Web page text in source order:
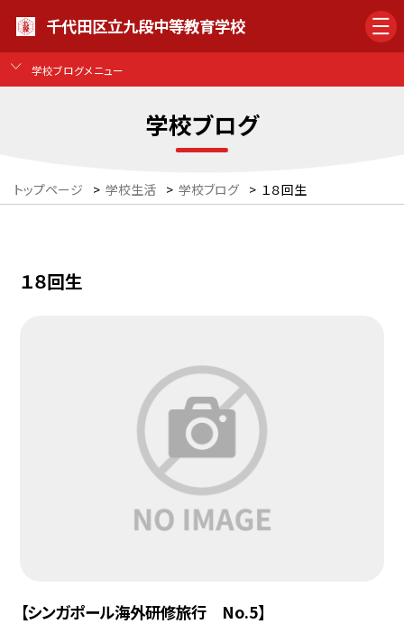
千代田区立九段中等教育学校
学校ブログメニュー
学校ブログ
トップページ > 学校生活 > 学校ブログ > １８回生
１８回生
【シンガポール海外研修旅行 No.5】